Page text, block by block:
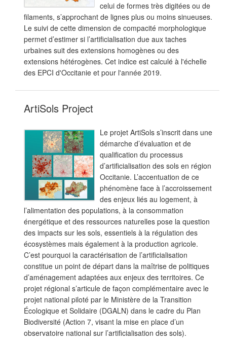
celui de formes très digitées ou de
filaments, s’approchant de lignes plus ou moins sinueuses.
Le suivi de cette dimension de compacité morphologique
permet d’estimer si l’artificialisation due aux taches
urbaines suit des extensions homogènes ou des
extensions hétérogènes. Cet indice est calculé à l'échelle
des EPCI d'Occitanie et pour l'année 2019.
ArtiSols Project
Le projet ArtiSols s’inscrit dans une
démarche d’évaluation et de
qualification du processus
d’artificialisation des sols en région
Occitanie. L’accentuation de ce
phénomène face à l’accroissement
des enjeux liés au logement, à
l’alimentation des populations, à la consommation
énergétique et des ressources naturelles pose la question
des impacts sur les sols, essentiels à la régulation des
écosystèmes mais également à la production agricole.
C’est pourquoi la caractérisation de l’artificialisation
constitue un point de départ dans la maîtrise de politiques
d’aménagement adaptées aux enjeux des territoires. Ce
projet régional s’articule de façon complémentaire avec le
projet national piloté par le Ministère de la Transition
Écologique et Solidaire (DGALN) dans le cadre du Plan
Biodiversité (Action 7, visant la mise en place d’un
observatoire national sur l’artificialisation des sols).